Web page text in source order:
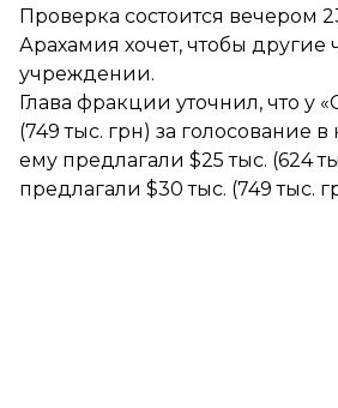
Проверка состоится вечером
Арахамия хочет, чтобы
учреждении.
Глава фракции уточнил, что у
(749 тыс. грн) за голосование
ему предлагали $25 тыс. (624
предлагали $30 тыс. (749 тыс.